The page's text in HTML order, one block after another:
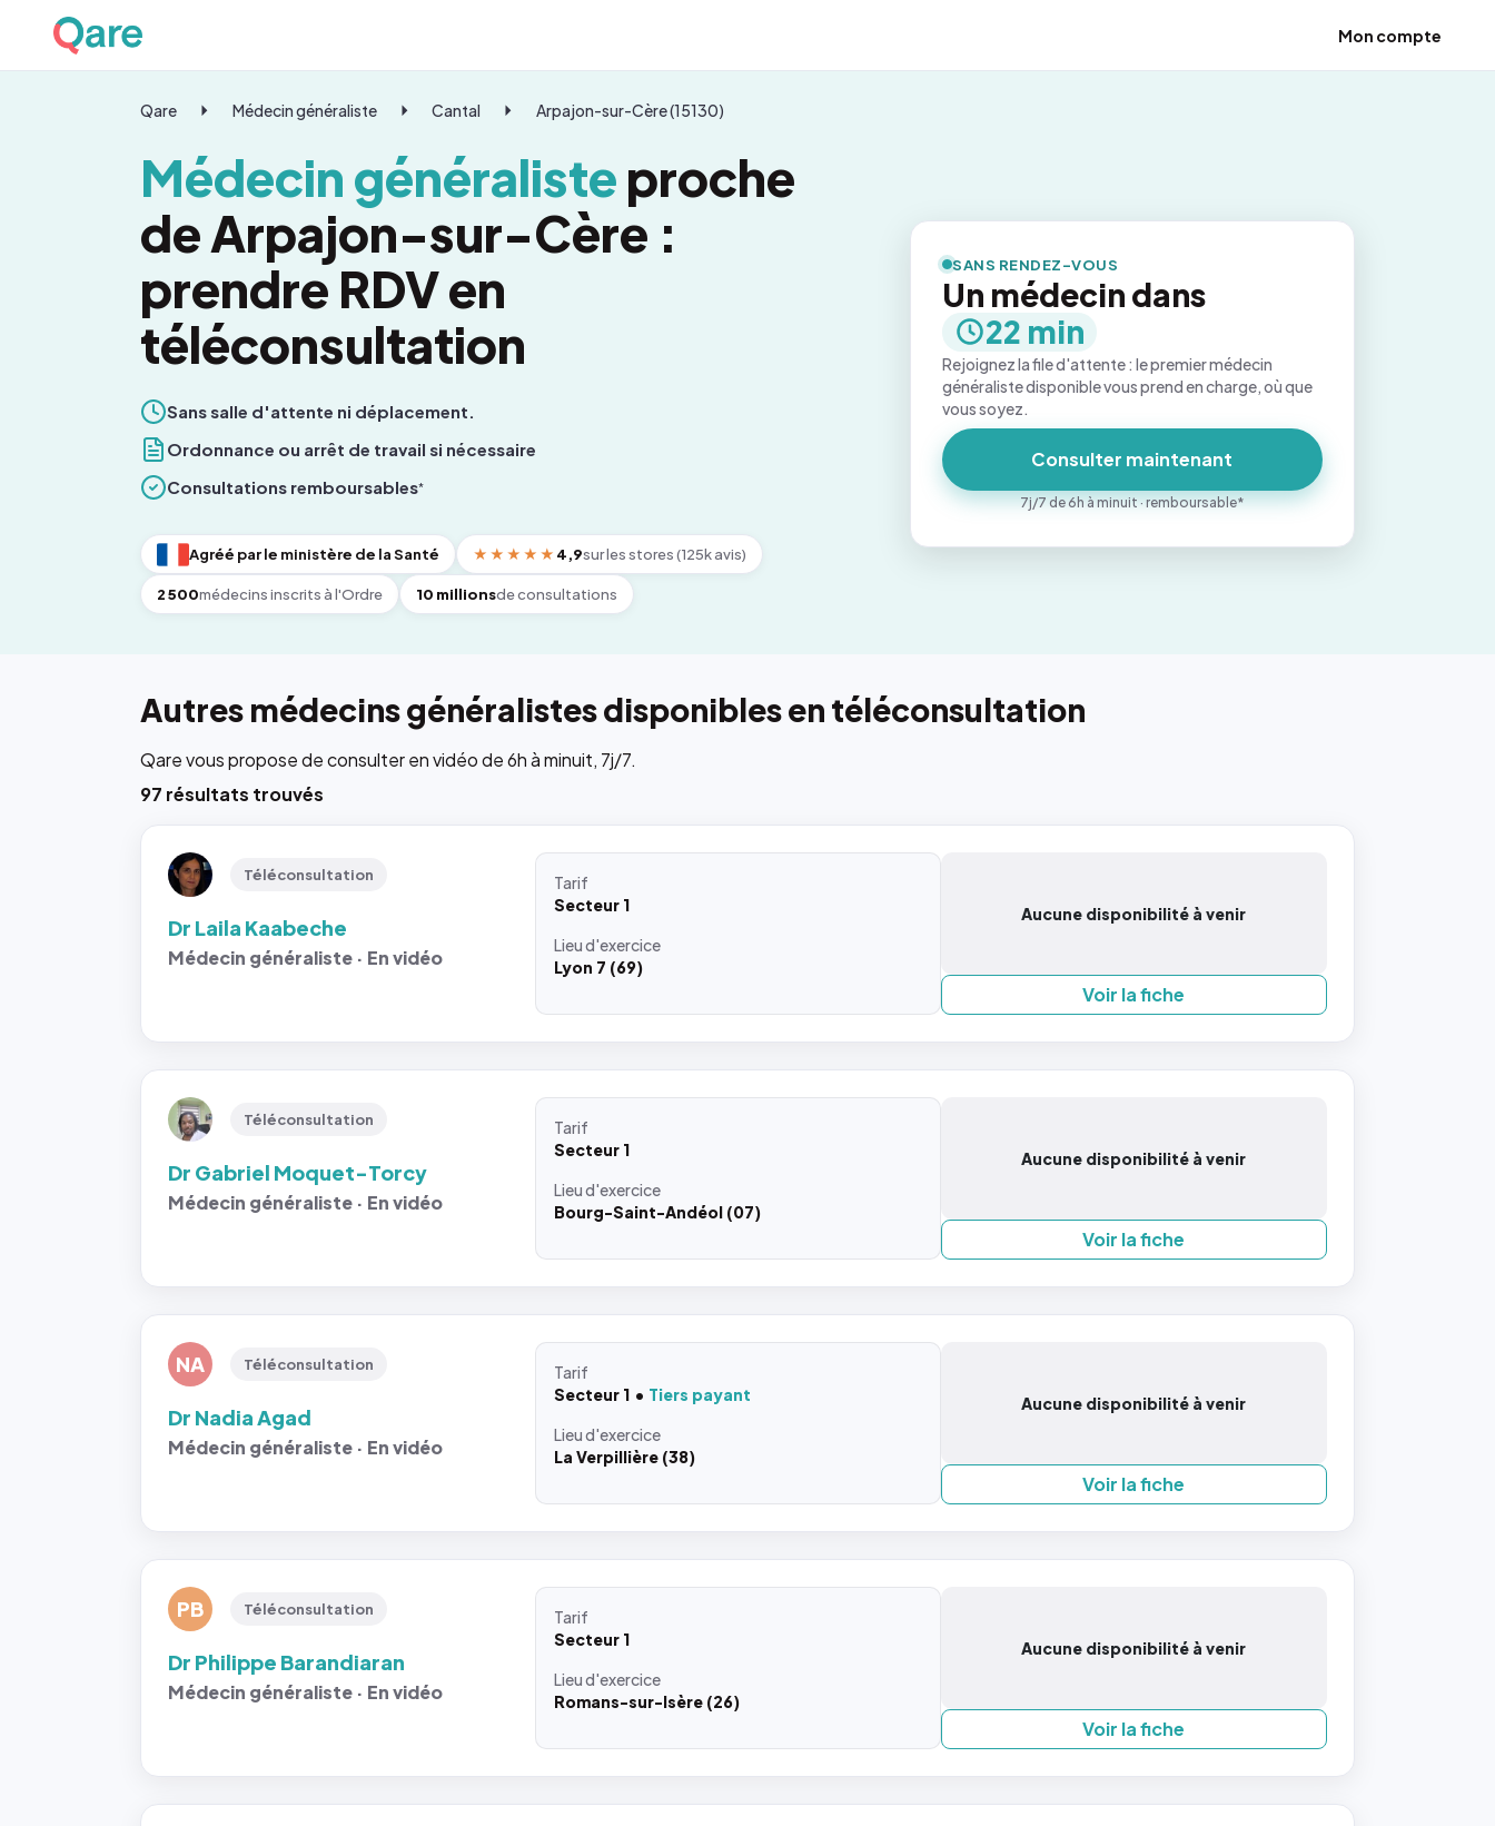
Mon compte
Qare Médecin généraliste Cantal Arpajon-sur-Cère (15130)
Médecin généralisteproche
de Arpajon-sur-Cère :
prendre RDV en
téléconsultation
Sans salle d'attente ni déplacement.
Ordonnance ou arrêt de travail si nécessaire
Consultations remboursables*
Agréé par le ministère de la Santé ★★★★★ 4,9sur les stores (125k avis)
2 500médecins inscrits à l'Ordre 10 millionsde consultations
SANS RENDEZ-VOUS
Un médecin dans
22 min
Rejoignez la file d'attente : le premier médecin
généraliste disponible vous prend en charge, où que
vous soyez.
Consulter maintenant
7j/7 de 6h à minuit · remboursable*
Autres médecins généralistes disponibles en téléconsultation
Qare vous propose de consulter en vidéo de 6h à minuit, 7j/7.
97 résultats trouvés
Téléconsultation
Dr Laila Kaabeche
Médecin généraliste · En vidéo
Tarif
Secteur 1
Lieud'exercice
Lyon 7 (69)
Aucune disponibilité à venir
Voir la fiche
Téléconsultation
Dr Gabriel Moquet-Torcy
Médecin généraliste · En vidéo
Tarif
Secteur 1
Lieud'exercice
Bourg-Saint-Andéol (07)
Aucune disponibilité à venir
Voir la fiche
NA Téléconsultation
Dr Nadia Agad
Médecin généraliste · En vidéo
Tarif
Secteur 1
Tiers payant
Lieud'exercice
La Verpillière (38)
Aucune disponibilité à venir
Voir la fiche
PB Téléconsultation
Dr Philippe Barandiaran
Médecin généraliste · En vidéo
Tarif
Secteur 1
Lieud'exercice
Romans-sur-Isère (26)
Aucune disponibilité à venir
Voir la fiche